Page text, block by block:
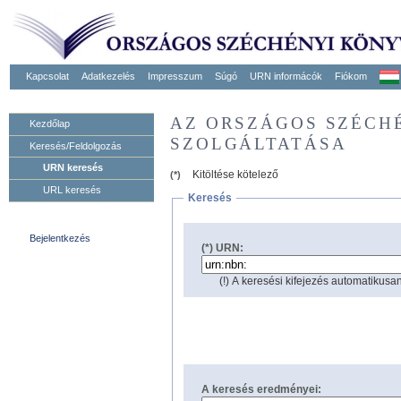
Kapcsolat Adatkezelés Impresszum Súgó URN informácók Fiókom
Kezdőlap
Keresés/Feldolgozás
URN keresés
URL keresés
Bejelentkezés
AZ ORSZÁGOS
SZOLGÁLTATÁSA
(*)
Kitöltése kötelező
Keresés
(*) URN:
(!) A keresési kifejezés
A keresés eredményei: